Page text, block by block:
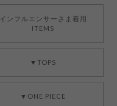
インフルエンサーさま着用
ITEMS
▼TOPS
▼ONE PIECE